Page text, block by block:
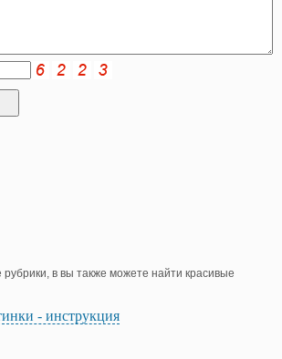
рубрики, в вы также можете найти красивые
- инструкция